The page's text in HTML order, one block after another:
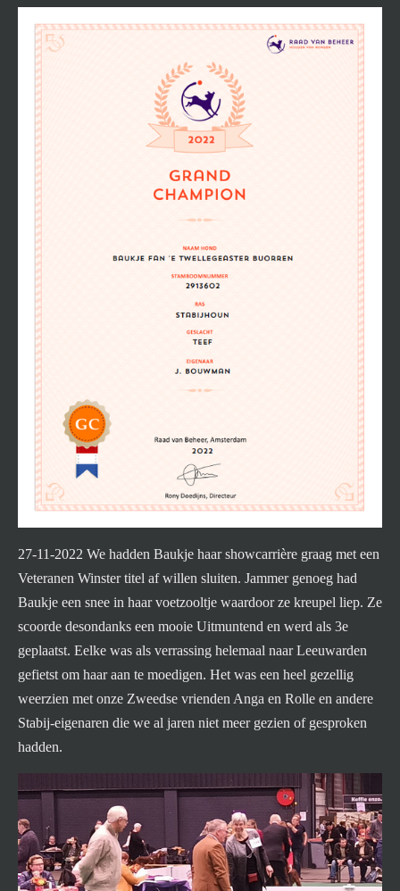
27-11-2022 We hadden Baukje haar showcarrière graag met een
Veteranen Winster titel af willen sluiten. Jammer genoeg had
Baukje een snee in haar voetzooltje waardoor ze kreupel liep. Ze
scoorde desondanks een mooie Uitmuntend en werd als 3e
geplaatst. Eelke was als verrassing helemaal naar Leeuwarden
gefietst om haar aan te moedigen. Het was een heel gezellig
weerzien met onze Zweedse vrienden Anga en Rolle en andere
Stabij-eigenaren die we al jaren niet meer gezien of gesproken
hadden.